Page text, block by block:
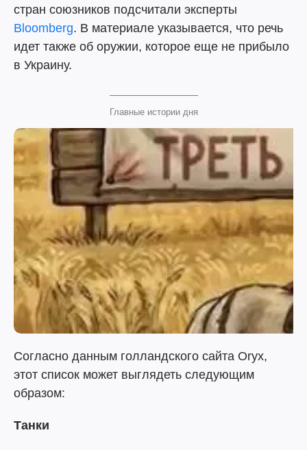
стран союзников подсчитали эксперты
Bloomberg. В материале указывается, что речь
идет также об оружии, которое еще не прибыло
в Украину.
Главные истории дня
Согласно данным голландского сайта Oryx,
этот список может выглядеть следующим
образом:
Танки